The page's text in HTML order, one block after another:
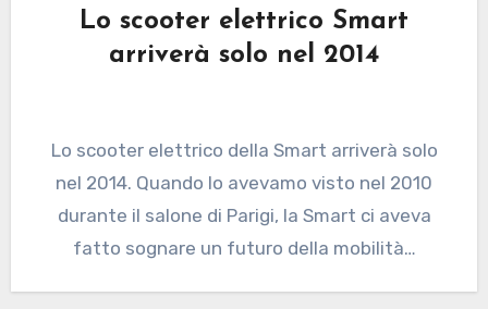
Lo scooter elettrico Smart
arriverà solo nel 2014
Lo scooter elettrico della Smart arriverà solo
nel 2014. Quando lo avevamo visto nel 2010
durante il salone di Parigi, la Smart ci aveva
fatto sognare un futuro della mobilità…